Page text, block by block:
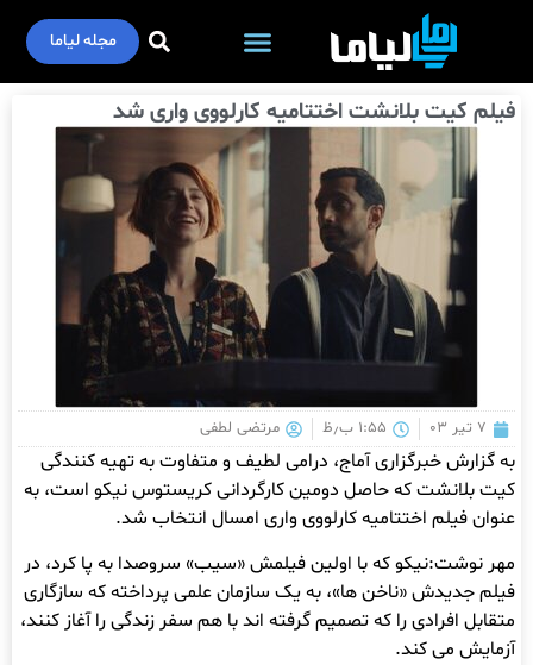
مجله لیاما
فیلم کیت بلانشت اختتامیه کارلووی واری شد
۷ تیر ۰۳ ۱:۵۵ ب٫ظ مرتضی لطفی
به گزارش خبرگزاری آماج، درامی لطیف و متفاوت به تهیه کنندگی
کیت بلانشت که حاصل دومین کارگردانی کریستوس نیکو است، به
عنوان فیلم اختتامیه کارلووی واری امسال انتخاب شد.
مهر نوشت:نیکو که با اولین فیلمش «سیب» سروصدا به پا کرد، در
فیلم جدیدش «ناخن ها»، به یک سازمان علمی پرداخته که سازگاری
متقابل افرادی را که تصمیم گرفته اند با هم سفر زندگی را آغاز کنند،
آزمایش می کند.